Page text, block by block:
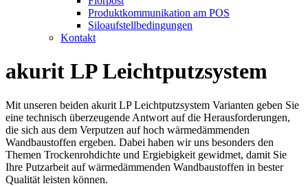
Produktkommunikation am POS
Siloaufstellbedingungen
Kontakt
akurit LP Leichtputzsystem
Mit unseren beiden akurit LP Leichtputzsystem Varianten geben Sie
eine technisch überzeugende Antwort auf die Herausforderungen,
die sich aus dem Verputzen auf hoch wärmedämmenden
Wandbaustoffen ergeben. Dabei haben wir uns besonders den
Themen Trockenrohdichte und Ergiebigkeit gewidmet, damit Sie
Ihre Putzarbeit auf wärmedämmenden Wandbaustoffen in bester
Qualität leisten können.